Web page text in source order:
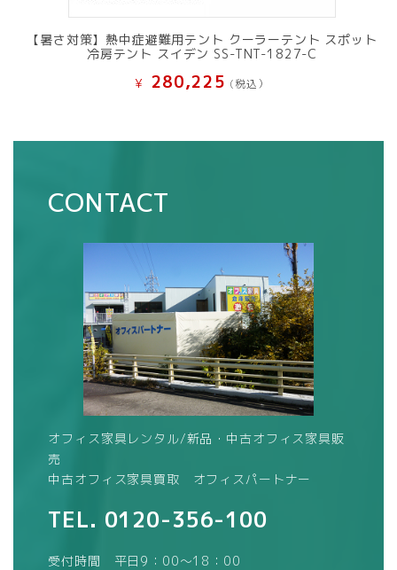
【暑さ対策】熱中症避難用テント クーラーテント スポット
冷房テント スイデン SS-TNT-1827-C
¥ 280,225 (税込）
CONTACT
オフィス家具レンタル/新品・中古オフィス家具販
売
中古オフィス家具買取 オフィスパートナー
TEL. 0120-356-100
受付時間 平日9：00～18：00